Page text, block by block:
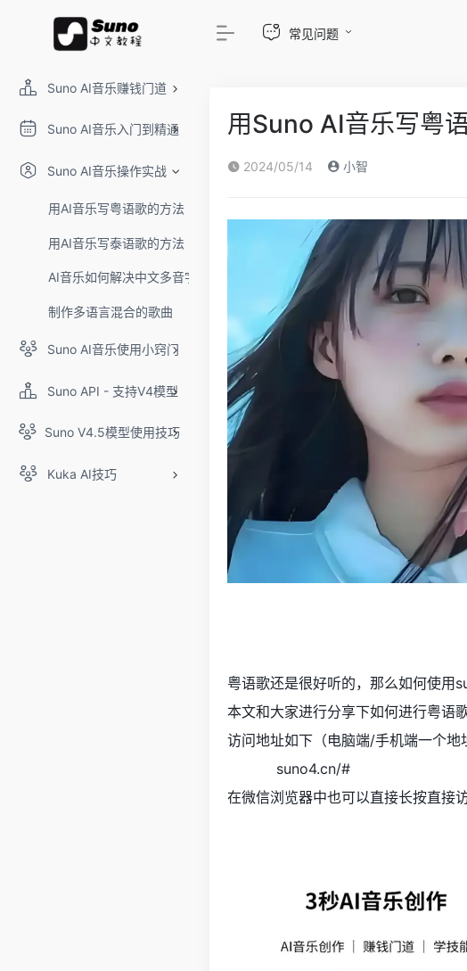
Suno AI音乐赚钱门道
Suno AI音乐入门到精通
Suno AI音乐操作实战
用AI音乐写粤语歌的方法
用AI音乐写泰语歌的方法
AI音乐如何解决中文多音字
制作多语言混合的歌曲
Suno AI音乐使用小窍门
Suno API - 支持V4模型
Suno V4.5模型使用技巧
Kuka AI技巧
常见问题
用Suno AI音乐写粤
2024/05/14 小智
粤语歌还是很好听的，那么如何使用
本文和大家进行分享下如何进行粤语
访问地址如下（电脑端/手机端一个地
suno4.cn/#
在微信浏览器中也可以直接长按直接访